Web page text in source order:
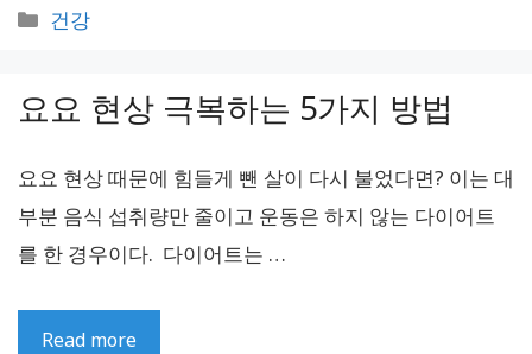
카
리
건강
요요 현상 극복하는 5가지 방법
요요 현상 때문에 힘들게 뺀 살이 다시 불었다면? 이는 대
부분 음식 섭취량만 줄이고 운동은 하지 않는 다이어트
를 한 경우이다. 다이어트는 …
Read more